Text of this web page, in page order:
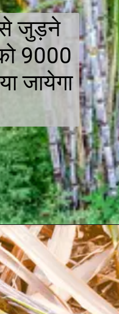
जुड़ने
9000
जायेगा